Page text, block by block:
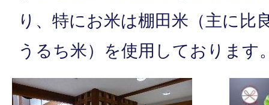
り、特にお米は棚田米（主に比
うるち米）を使用しております